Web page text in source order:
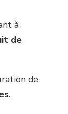
à
de
de
.